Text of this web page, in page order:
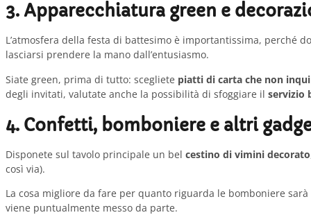
3. Apparecchiatura green e
L’atmosfera della festa di battesimo è importantissima, perché
lasciarsi prendere la mano dall’entusiasmo.
Siate green, prima di tutto: scegliete piatti di carta che non
degli invitati, valutate anche la possibilità di sfoggiare il servizio
4. Confetti, bomboniere e altri
Disponete sul tavolo principale un bel cestino di vimini decorato
così via).
La cosa migliore da fare per quanto riguarda le bomboniere
viene puntualmente messo da parte.